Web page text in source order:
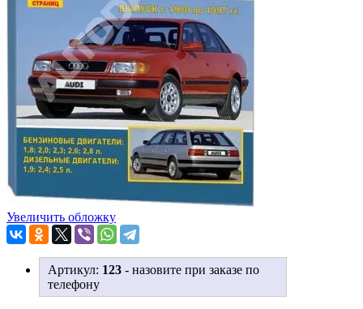
Увеличить обложку
Артикул: 123 - назовите при заказе по
телефону